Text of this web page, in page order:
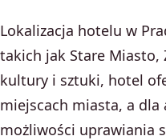
Lokalizacja hotelu w
takich jak Stare Miasto,
kultury i sztuki, hotel
miejscach miasta, a
możliwości uprawiania